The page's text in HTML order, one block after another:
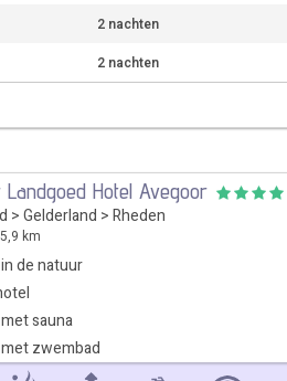
2 nachten
2 nachten
Landgoed Hotel Avegoor
> Gelderland > Rheden
km
de natuur
sauna
zwembad